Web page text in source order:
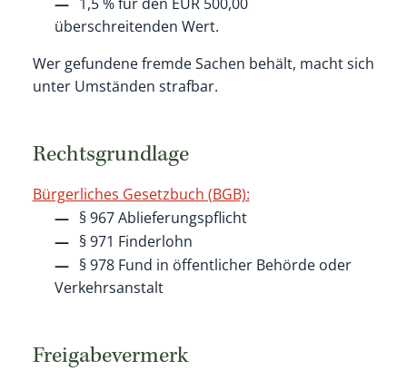
überschreitenden Wert.
Wer gefundene fremde Sachen behält, macht sich
unter Umständen strafbar.
Rechtsgrundlage
Bürgerliches Gesetzbuch (BGB):
§ 967 Ablieferungspflicht
§ 971 Finderlohn
§ 978 Fund in öffentlicher Behörde oder
Verkehrsanstalt
Freigabevermerk